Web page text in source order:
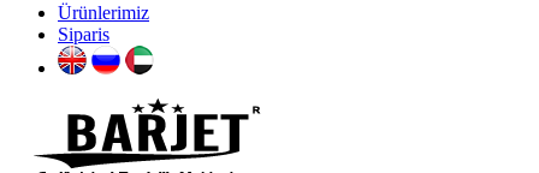
Ürünlerimiz
Siparis